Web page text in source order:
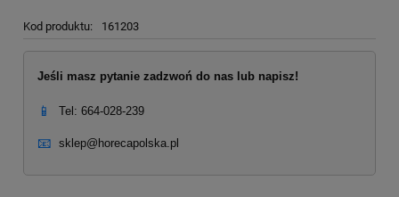
Kod produktu: 161203
Jeśli masz pytanie zadzwoń do nas lub napisz!
📱 Tel: 664-028-239
📧 sklep@horecapolska.pl